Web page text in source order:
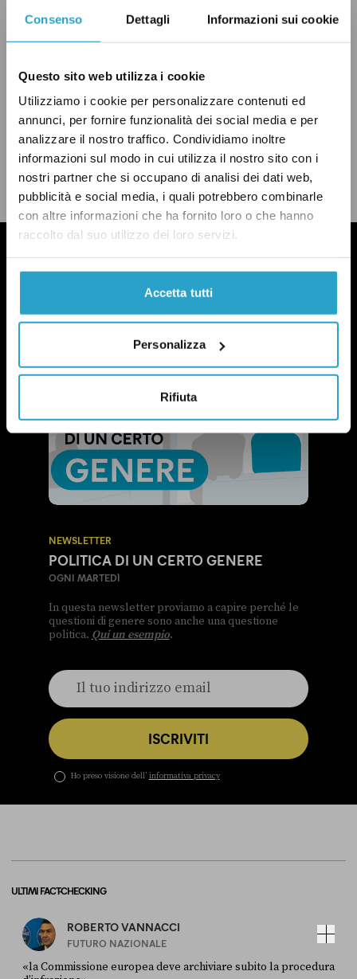
Consenso Dettagli Informazioni sui cookie
Questo sito web utilizza i cookie
Utilizziamo i cookie per personalizzare contenuti ed
annunci, per fornire funzionalità dei social media e per
analizzare il nostro traffico. Condividiamo inoltre
informazioni sul modo in cui utilizza il nostro sito con i
nostri partner che si occupano di analisi dei dati web,
pubblicità e social media, i quali potrebbero combinarle
con altre informazioni che ha fornito loro o che hanno
raccolto dal suo utilizzo dei loro servizi.
Accetta tutti
Personalizza
Rifiuta
CONDIVIDI
facebooktwitterwhatsapp
emailbluesky
LEGGI LA NOSTRA POLITICA DELLE CORREZIONI
NEWSLETTER
POLITICA DI UN CERTO GENERE
OGNI MARTEDÌ
In questa newsletter proviamo a capire perché le
questioni di genere sono anche una questione
politica. Qui un esempio.
ISCRIVITI
Ho preso visione dell’ informativa privacy
ULTIMI FACT-CHECKING
ROBERTO VANNACCI
FUTURO NAZIONALE
«la Commissione europea deve archiviare subito la procedura